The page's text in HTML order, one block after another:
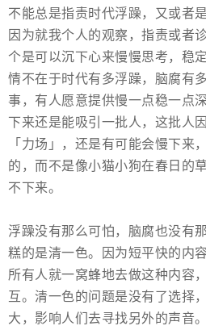
不能总是指责时代浮躁，又或者
因为就我个人的观察，指责或者
个是可以沉下心来慢慢思考，稳
情不在于时代有多浮躁，脑腐有
事，有人愿意提供慢一点稳一点
下来还是能吸引一批人，这批人
「力场」，还是有可能会慢下来
的，而不是像小猫小狗在春日的
不下来。
浮躁没有那么可怕，脑腐也没有
糕的是清一色。因为短平快的内
所有人就一窝蜂地去做这种内容
互。清一色的问题是没有了选择
大，影响人们去寻找另外的声音